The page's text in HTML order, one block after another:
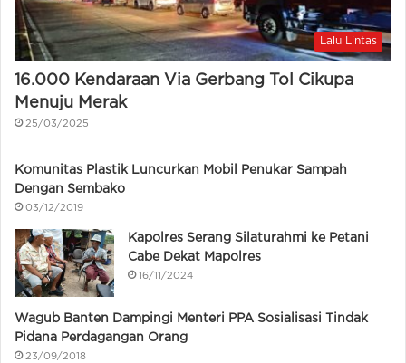
Lalu Lintas
16.000 Kendaraan Via Gerbang Tol Cikupa
Menuju Merak
25/03/2025
Komunitas Plastik Luncurkan Mobil Penukar Sampah
Dengan Sembako
03/12/2019
Kapolres Serang Silaturahmi ke Petani
Cabe Dekat Mapolres
16/11/2024
Wagub Banten Dampingi Menteri PPA Sosialisasi Tindak
Pidana Perdagangan Orang
23/09/2018